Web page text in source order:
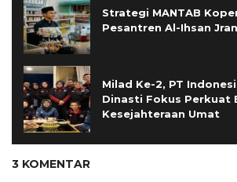
Strategi MANTAB
Pesantren Al-Ihsan
Milad Ke-2, PT
Dinasti Fokus Perkuat
Kesejahteraan Umat
3 KOMENTAR